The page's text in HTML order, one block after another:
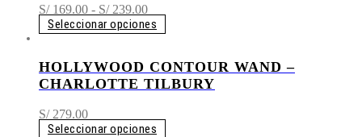
S/169.00 - S/239.00Rango
de
precios:
S/ 169.00
hasta
Seleccionar opciones
HOLLYWOOD CONTOUR WAND –
CHARLOTTE TILBURY
S/279.00
Seleccionar opciones